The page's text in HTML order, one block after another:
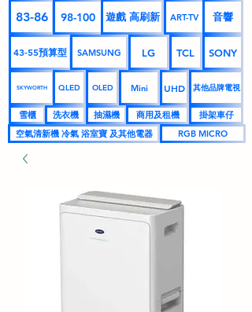
83-86 98-100 遊戲 高刷新 ART-TV 音響
43-55預算型 SAMSUNG LG TCL SONY
SKYWORTH QLED OLED Mini UHD 其他品牌電視
雪櫃 洗衣機 抽濕機 商用及租機
掛架車仔
空氣清新機 冷氣 浴室寶 及其他電器
RGB MICRO